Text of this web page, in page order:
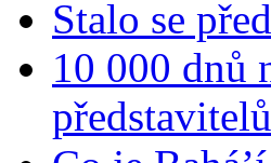
Stalo se
10 000 dnů